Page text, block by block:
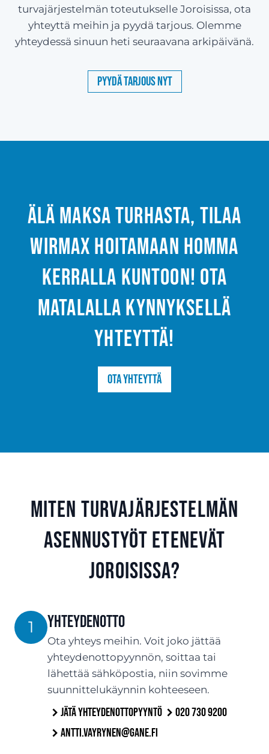
turvajärjestelmän toteutukselle Joroisissa, ota
yhteyttä meihin ja pyydä tarjous. Olemme
yhteydessä sinuun heti seuraavana arkipäivänä.
Pyydä tarjous nyt
Älä maksa turhasta, tilaa
Wirmax hoitamaan homma
kerralla kuntoon! Ota
matalalla kynnyksellä
yhteyttä!
Ota yhteyttä
Miten turvajärjestelmän
asennustyöt etenevät
Joroisissa?
1 Yhteydenotto
Ota yhteys meihin. Voit joko jättää
yhteydenottopyynnön, soittaa tai
lähettää sähköpostia, niin sovimme
suunnittelukäynnin kohteeseen.
Jätä yhteydenottopyyntö
020 730 9200
antti.vayrynen@gane.fi